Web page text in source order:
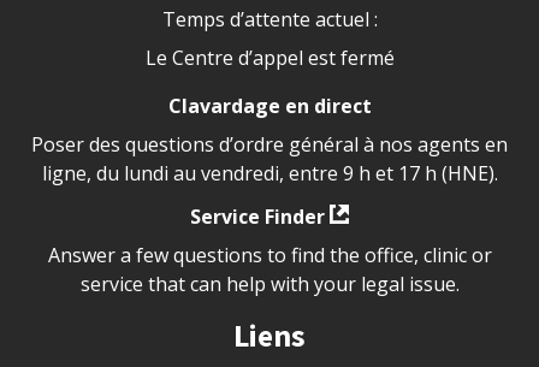
Temps d’attente actuel :
Le Centre d’appel est fermé
Clavardage en direct
Poser des questions d’ordre général à nos agents en
ligne, du lundi au vendredi, entre 9 h et 17 h (HNE).
Service Finder
Answer a few questions to find the office, clinic or
service that can help with your legal issue.
Liens